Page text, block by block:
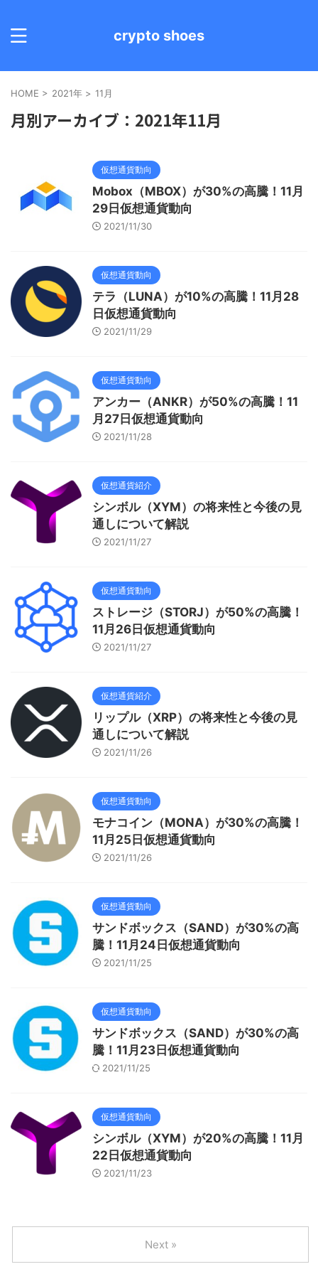
crypto shoes
HOME > 2021年 > 11月
月別アーカイブ：2021年11月
仮想通貨動向
Mobox（MBOX）が30%の高騰！11月
29日仮想通貨動向
2021/11/30
仮想通貨動向
テラ（LUNA）が10%の高騰！11月28
日仮想通貨動向
2021/11/29
仮想通貨動向
アンカー（ANKR）が50%の高騰！11
月27日仮想通貨動向
2021/11/28
仮想通貨紹介
シンボル（XYM）の将来性と今後の見
通しについて解説
2021/11/27
仮想通貨動向
ストレージ（STORJ）が50%の高騰！
11月26日仮想通貨動向
2021/11/27
仮想通貨紹介
リップル（XRP）の将来性と今後の見
通しについて解説
2021/11/26
仮想通貨動向
モナコイン（MONA）が30%の高騰！
11月25日仮想通貨動向
2021/11/26
仮想通貨動向
サンドボックス（SAND）が30%の高
騰！11月24日仮想通貨動向
2021/11/25
仮想通貨動向
サンドボックス（SAND）が30%の高
騰！11月23日仮想通貨動向
2021/11/25
仮想通貨動向
シンボル（XYM）が20%の高騰！11月
22日仮想通貨動向
2021/11/23
Next »